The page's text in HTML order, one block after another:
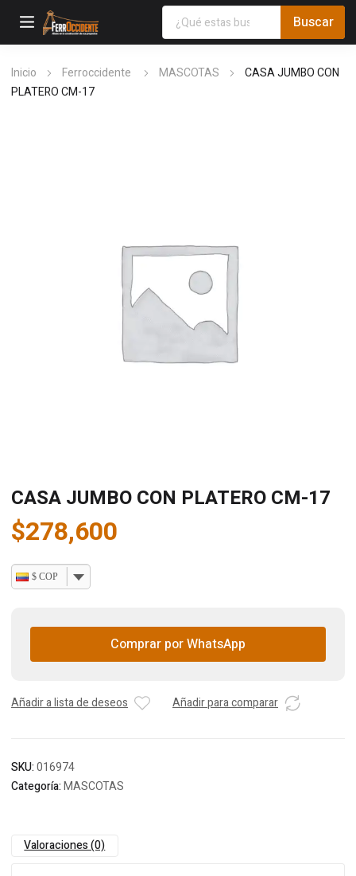
Inicio Ferroccidente MASCOTAS
CASA JUMBO CON
PLATERO CM-17
CASA JUMBO CON PLATERO CM-17
$278,600
$ COP
Comprar por WhatsApp
Añadir a lista de deseos Añadir para comparar
SKU:016974
Categoría:MASCOTAS
Valoraciones (0)